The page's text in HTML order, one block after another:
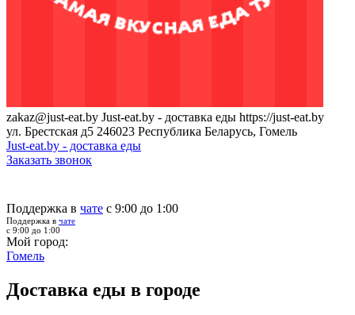
zakaz@just-eat.by Just-eat.by - доставка еды https://just-eat.by
ул. Брестская д5 246023 Республика Беларусь, Гомель
Just-eat.by - доставка еды
Заказать звонок
Поддержка в чате с 9:00 до 1:00
Поддержка в чате
с 9:00 до 1:00
Мой город:
Гомель
Доставка еды в городе